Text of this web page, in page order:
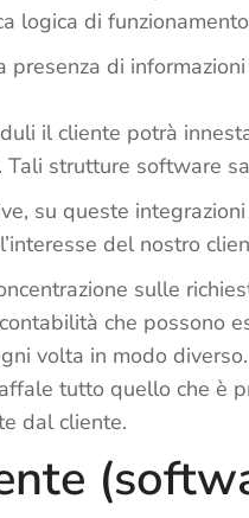
logica di
di
il cliente potrà
strutture software
su queste
del nostro
sulle
che possono
volta in modo diverso.
tutto quello che è
dal cliente.